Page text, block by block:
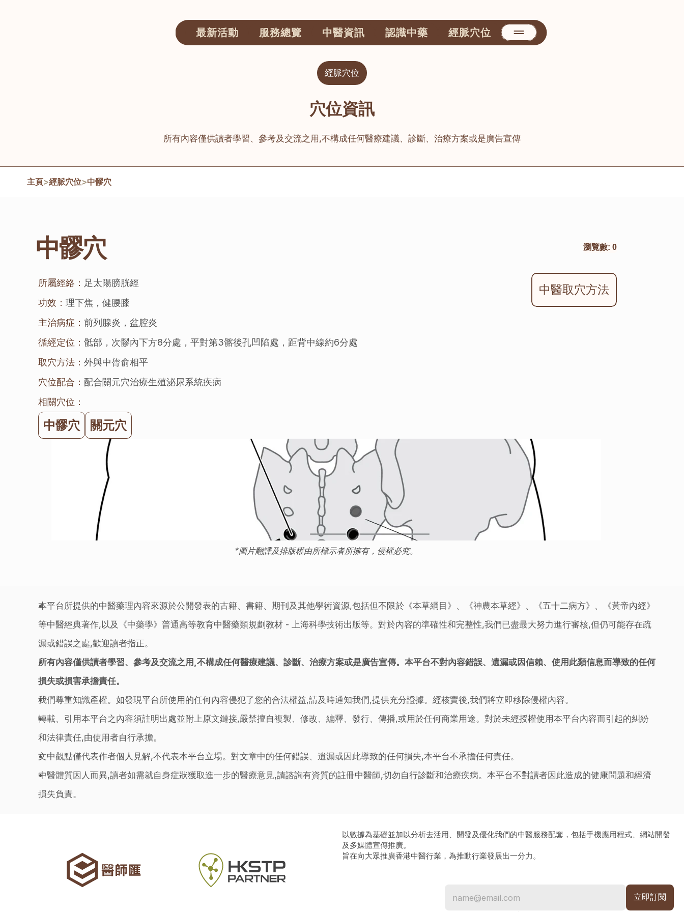
最新活動 服務總覽 中醫資訊 認識中藥 經脈穴位
經脈穴位
穴位資訊
所有內容僅供讀者學習、參考及交流之用,不構成任何醫療建議、診斷、治療方案或是廣告宣傳
主頁>經脈穴位>中髎穴
中髎穴 瀏覽數: 0
中醫取穴方法
所屬經絡： 足太陽膀胱經
功效： 理下焦，健腰膝
主治病症： 前列腺炎，盆腔炎
循經定位： 骶部，次髎內下方8分處，平對第3髂後孔凹陷處，距背中線約6分處
取穴方法： 外與中膂俞相平
穴位配合： 配合關元穴治療生殖泌尿系統疾病
相關穴位：
中髎穴 關元穴
*圖片翻譯及排版權由所標示者所擁有，侵權必究。
本平台所提供的中醫藥理內容來源於公開發表的古籍、書籍、期刊及其他學術資源,包括但不限於《本草綱目》、《神農本草經》、《五十二病方》、《黃帝內經》
等中醫經典著作,以及《中藥學》普通高等教育中醫藥類規劃教材 - 上海科學技術出版等。對於內容的準確性和完整性,我們已盡最大努力進行審核,但仍可能存在疏
漏或錯誤之處,歡迎讀者指正。
所有內容僅供讀者學習、參考及交流之用,不構成任何醫療建議、診斷、治療方案或是廣告宣傳。本平台不對內容錯誤、遺漏或因信賴、使用此類信息而導致的任何
損失或損害承擔責任。
我們尊重知識產權。如發現平台所使用的任何內容侵犯了您的合法權益,請及時通知我們,提供充分證據。經核實後,我們將立即移除侵權內容。
轉載、引用本平台之內容須註明出處並附上原文鏈接,嚴禁擅自複製、修改、編釋、發行、傳播,或用於任何商業用途。對於未經授權使用本平台內容而引起的糾紛
和法律責任,由使用者自行承擔。
文中觀點僅代表作者個人見解,不代表本平台立場。對文章中的任何錯誤、遺漏或因此導致的任何損失,本平台不承擔任何責任。
中醫體質因人而異,讀者如需就自身症狀獲取進一步的醫療意見,請諮詢有資質的註冊中醫師,切勿自行診斷和治療疾病。本平台不對讀者因此造成的健康問題和經濟
損失負責。
以數據為基礎並加以分析去活用、開發及優化我們的中醫服務配套，包括手機應用程式、網站開發
及多媒體宣傳推廣。
旨在向大眾推廣香港中醫行業，為推動行業發展出一分力。